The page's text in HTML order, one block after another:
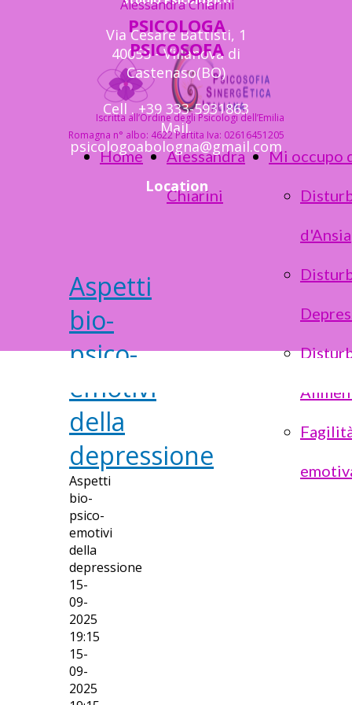
Alessandra Chiarini
PSICOLOGA
PSICOSOFA
Iscritta all’Ordine degli Psicologi dell’Emilia
Romagna n° albo: 4622 Partita Iva: 02616451205
Location
Via Cesare Battisti, 1
40055 - Villanova di
Castenaso(BO)
Cell . +39 333-5931863
Mail.
psicologoabologna@gmail.com
Home Alessandra
Chiarini
Mi occupo
d'Ansia
Aspetti
bio-
psico-
emotivi
della
depressione
Aspetti
bio-
psico-
emotivi
della
depressione
15-
09-
2025
19:15
15-
09-
2025